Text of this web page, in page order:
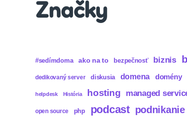
Značky
#sedímdoma ako na to bezpečnosť biznis
dedikovaný server diskusia domena domény
helpdesk História hosting managed
open source php podcast podnikanie